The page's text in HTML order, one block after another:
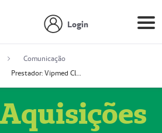
Login
Comunicação
Prestador: Vipmed Clínica Geral Ltda, 51004349-0 (Nome Fantasia: Policlínica Master)